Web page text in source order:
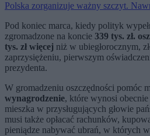
Polska zorganizuje ważny szczyt.
Pod koniec marca, kiedy polityk
zgromadzone na koncie 339 tys. zł.
tys. zł więcej niż w ubiegłorocznym,
zaprzysiężeniu, pierwszym
prezydenta.
W gromadzeniu oszczędności pomóc
wynagrodzenie, które wynosi obecnie
mieszka w przysługujących głowie
musi także opłacać rachunków,
pieniądze nabywać ubrań, w których